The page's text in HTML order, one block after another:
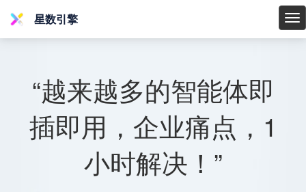
星
星数引擎
“越来越多的智能体即
插即用，企业痛点，1
小时解决！”